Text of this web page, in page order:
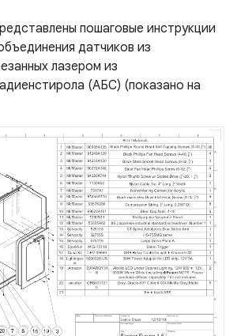
пошаговые инструкции
датчиков из
лазером из
(АБС) (показано на